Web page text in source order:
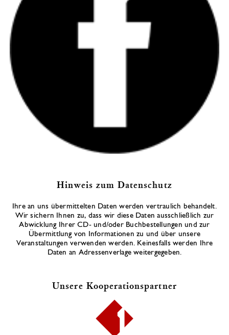
Hinweis zum Datenschutz
Ihre an uns übermittelten Daten werden vertraulich behandelt.
Wir sichern Ihnen zu, dass wir diese Daten ausschließlich zur
Abwicklung Ihrer CD- und/oder Buchbestellungen und zur
Übermittlung von Informationen zu und über unsere
Veranstaltungen verwenden werden. Keinesfalls werden Ihre
Daten an Adressenverlage weitergegeben.
Unsere Kooperationspartner